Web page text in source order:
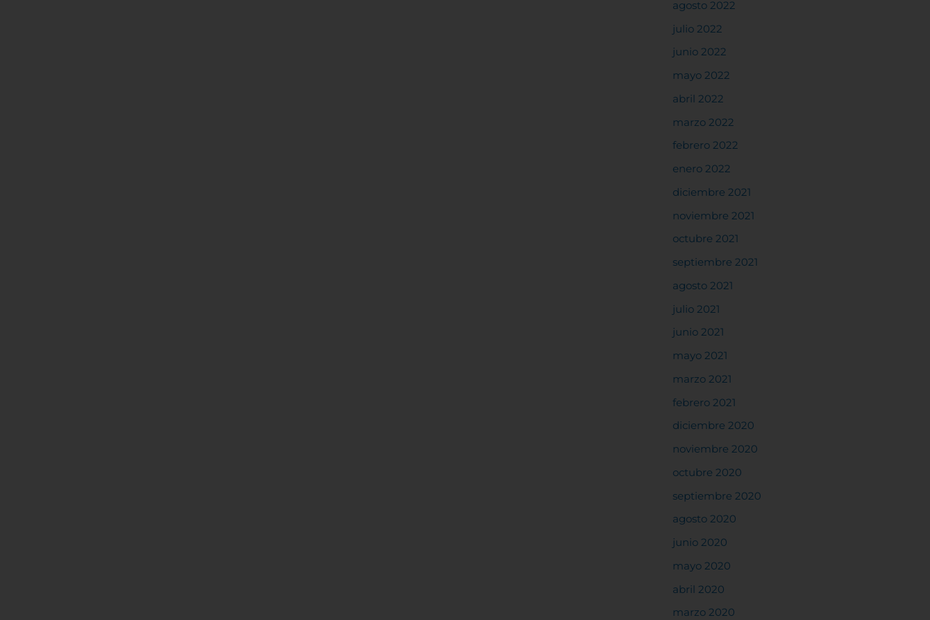
agosto 2022
julio 2022
junio 2022
mayo 2022
abril 2022
marzo 2022
febrero 2022
enero 2022
diciembre 2021
noviembre 2021
octubre 2021
septiembre 2021
agosto 2021
julio 2021
junio 2021
mayo 2021
marzo 2021
febrero 2021
diciembre 2020
noviembre 2020
octubre 2020
septiembre 2020
agosto 2020
junio 2020
mayo 2020
abril 2020
marzo 2020